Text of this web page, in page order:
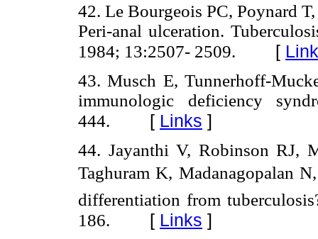
42. Le Bourgeois PC, Poynard
Peri-anal ulceration.
1984; 13:2507- 2509. [
43. Musch E, Tunnerhoff-
immunologic deficiency
444. [ Links ]
44. Jayanthi V, Robinson RJ,
Taghuram K, Madanagopalan
differentiation from
186. [ Links ]